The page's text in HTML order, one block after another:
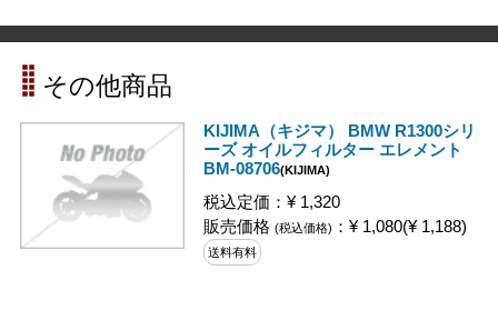
その他商品
KIJIMA（キジマ） BMW R1300シリ
ーズ オイルフィルター エレメント
BM-08706(KIJIMA)
税込定価：¥ 1,320
販売価格 (税込価格) ：¥ 1,080(¥ 1,188)
送料有料